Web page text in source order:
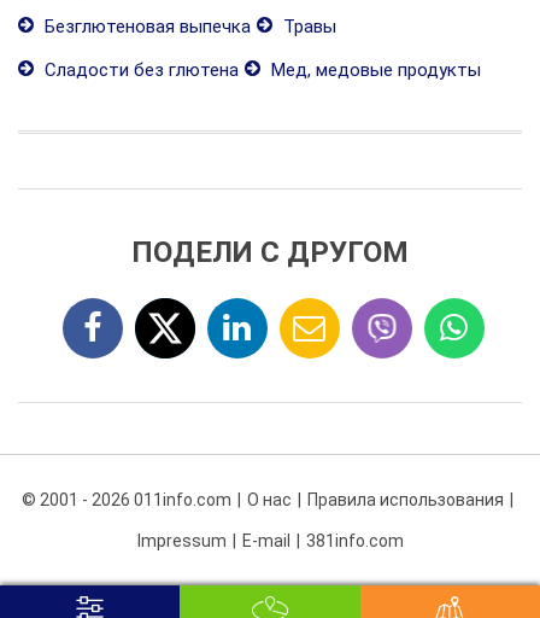
Безглютеновая выпечка
Травы
Сладости без глютена
Мед, медовые продукты
ПОДЕЛИ С ДРУГОМ
© 2001 - 2026 011info.com О нас Правила использования
Impressum E-mail 381info.com